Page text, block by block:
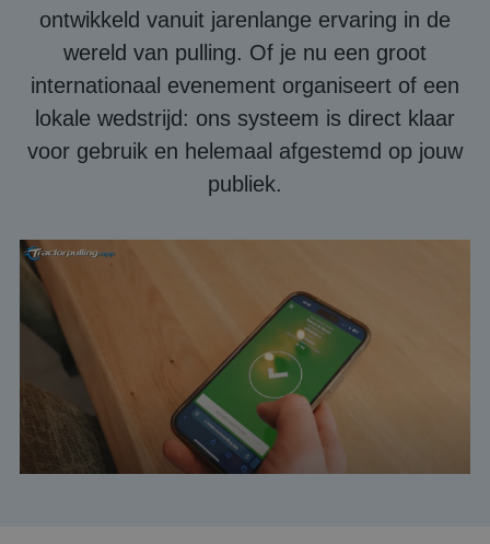
ontwikkeld vanuit jarenlange ervaring in de
wereld van pulling. Of je nu een groot
internationaal evenement organiseert of een
lokale wedstrijd: ons systeem is direct klaar
voor gebruik en helemaal afgestemd op jouw
publiek.